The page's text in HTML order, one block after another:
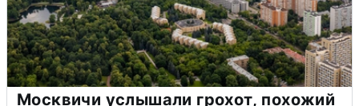
Москвичи услышали грохот, похожий